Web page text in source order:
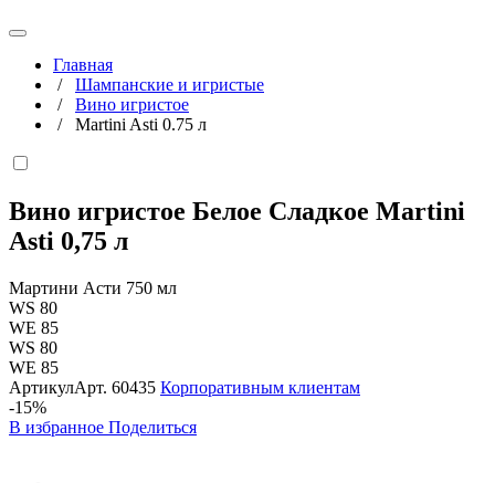
Главная
/ Шампанские и игристые
/ Вино игристое
/ Martini Asti 0.75 л
Вино игристое Белое Сладкое Martini
Asti 0,75 л
Мартини Асти 750 мл
WS 80
WE 85
WS 80
WE 85
АртикулАрт. 60435 Корпоративным клиентам
-15%
В избранное Поделиться